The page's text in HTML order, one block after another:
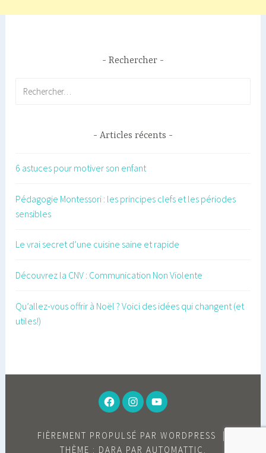
Rechercher
Articles récents
6 astuces pour motiver son enfant
Pédagogie Montessori : les principes clefs et les périodes
sensibles
Le vrai secret d’une cuisine saine et rapide
Découvrez la CNV : Communication Non Violente
Qu’allez-vous offrir à Noël ? Voici des idées qui changent (et
utiles!)
FACEBOOK
INSTAGRAM
YOUTUBE
FIÈREMENT PROPULSÉ PAR WORDPRESS
|
THÈME : DARA PAR AUTOMATTIC .